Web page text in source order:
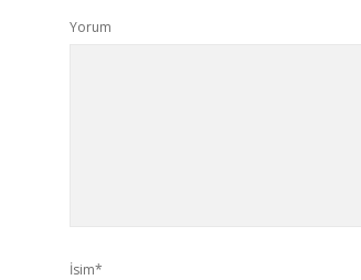
Yorum
İsim*